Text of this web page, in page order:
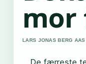
mor
LARS JONAS BERG
De færreste